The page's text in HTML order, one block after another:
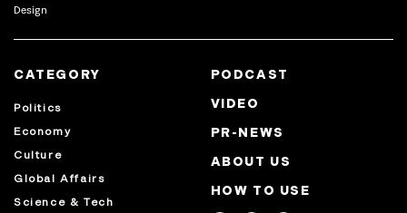
Design
CATEGORY
Politics
Economy
Culture
Global Affairs
Science & Tech
PODCAST
VIDEO
PR-NEWS
ABOUT US
HOW TO USE